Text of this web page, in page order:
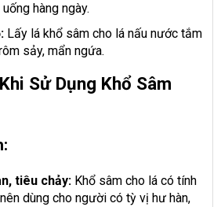
hàng ngày.
Lấy lá khổ sâm cho lá nấu nước tắm
sảy, mẩn ngứa.
Sử Dụng Khổ Sâm
tiêu chảy:Khổ sâm cho lá có tính
dùng cho người có tỳ vị hư hàn,